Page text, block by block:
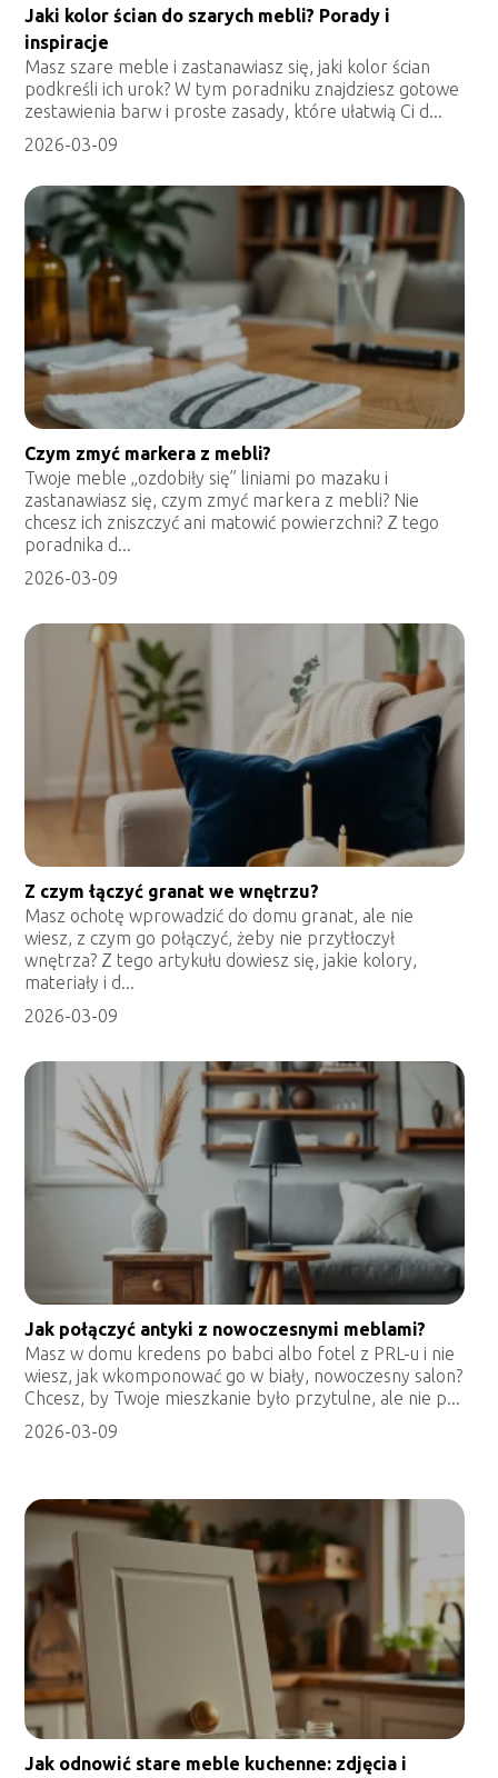
Jaki kolor ścian do szarych mebli? Porady i
inspiracje
Masz szare meble i zastanawiasz się, jaki kolor ścian
podkreśli ich urok? W tym poradniku znajdziesz gotowe
zestawienia barw i proste zasady, które ułatwią Ci d...
2026-03-09
Czym zmyć markera z mebli?
Twoje meble „ozdobiły się” liniami po mazaku i
zastanawiasz się, czym zmyć markera z mebli? Nie
chcesz ich zniszczyć ani matowić powierzchni? Z tego
poradnika d...
2026-03-09
Z czym łączyć granat we wnętrzu?
Masz ochotę wprowadzić do domu granat, ale nie
wiesz, z czym go połączyć, żeby nie przytłoczył
wnętrza? Z tego artykułu dowiesz się, jakie kolory,
materiały i d...
2026-03-09
Jak połączyć antyki z nowoczesnymi meblami?
Masz w domu kredens po babci albo fotel z PRL-u i nie
wiesz, jak wkomponować go w biały, nowoczesny salon?
Chcesz, by Twoje mieszkanie było przytulne, ale nie p...
2026-03-09
Jak odnowić stare meble kuchenne: zdjęcia i